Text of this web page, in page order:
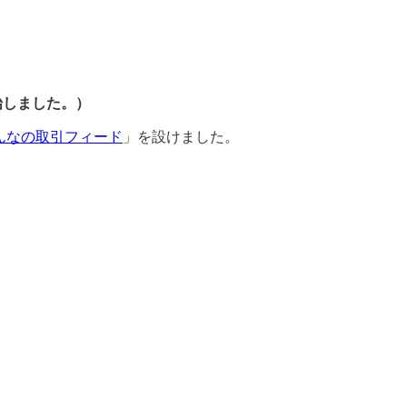
ました。）
なの取引フィード 」を設けました。